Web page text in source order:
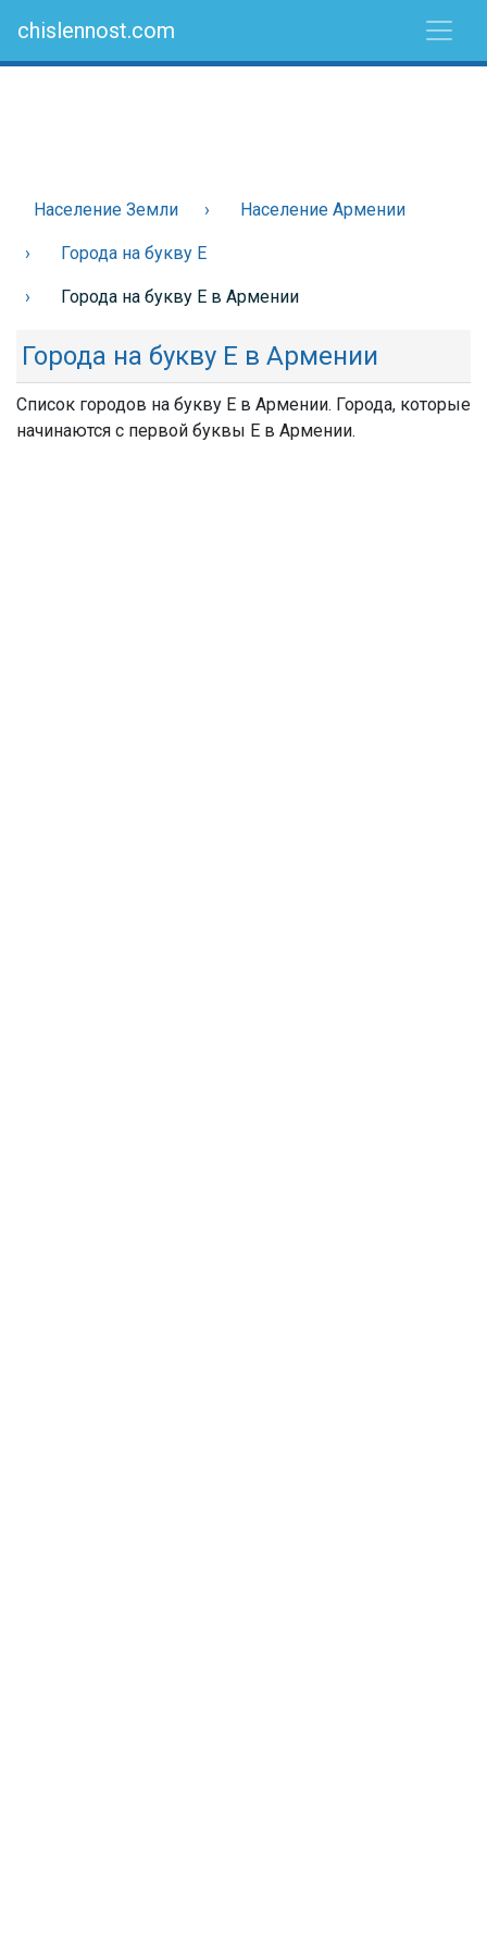
chislennost.com
Население Земли Население Армении
Города на букву Е
Города на букву Е в Армении
Города на букву Е в Армении
Список городов на букву Е в Армении. Города, которые
начинаются с первой буквы Е в Армении.